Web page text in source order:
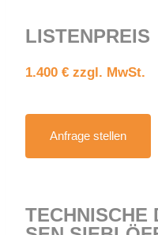
LIS­TEN­PREIS
1.400 € zzgl. MwSt.
An­fra­ge stel­len
TECH­NI­SCHE